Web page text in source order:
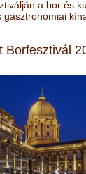
a bor és
gasztronómiai
Borfesztivál